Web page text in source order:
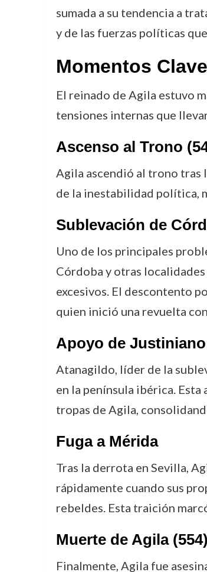
sumada a su tendencia a
y de las fuerzas políticas
Momentos
El reinado de Agila estuvo
tensiones internas que
Ascenso al Trono
Agila ascendió al trono tras
de la inestabilidad política,
Sublevación de
Uno de los principales
Córdoba y otras
excesivos. El descontento
quien inició una revuelta
Apoyo de
Atanagildo, líder de la
en la península ibérica.
tropas de Agila,
Fuga a Mérida
Tras la derrota en Sevilla,
rápidamente cuando sus
rebeldes. Esta traición
Muerte de Agila (554)
Finalmente, Agila fue